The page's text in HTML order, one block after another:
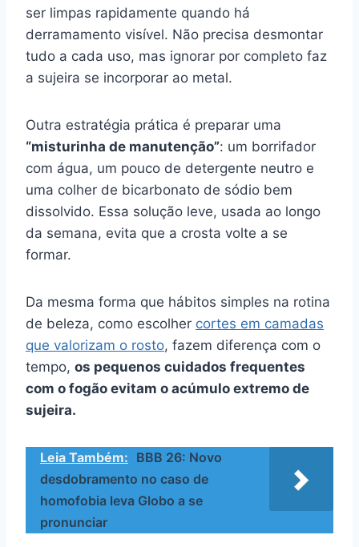
ser limpas rapidamente quando há
derramamento visível. Não precisa desmontar
tudo a cada uso, mas ignorar por completo faz
a sujeira se incorporar ao metal.
Outra estratégia prática é preparar uma
“misturinha de manutenção”: um borrifador
com água, um pouco de detergente neutro e
uma colher de bicarbonato de sódio bem
dissolvido. Essa solução leve, usada ao longo
da semana, evita que a crosta volte a se
formar.
Da mesma forma que hábitos simples na rotina
de beleza, como escolher cortes em camadas
que valorizam o rosto, fazem diferença com o
tempo, os pequenos cuidados frequentes
com o fogão evitam o acúmulo extremo de
sujeira.
Leia Também: BBB 26: Novo
desdobramento no caso de
homofobia leva Globo a se
pronunciar